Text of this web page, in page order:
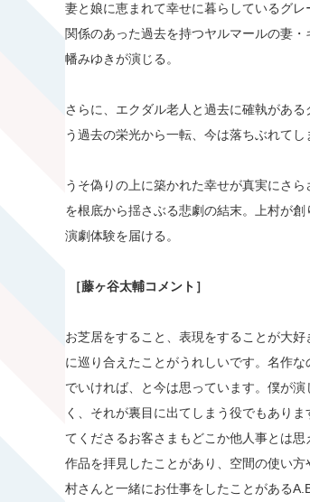
妻と娘に恵まれて幸せに暮らしているグ
関係のあった過去を持つヤルマールの妻
幡みゆきが演じる。
さらに、エクダル老人と過去に確執があ
う過去の栄光から一転、今は落ちぶれて
うそ偽りの上に築かれた幸せが真実にさ
を根底から揺さぶる悲劇の結末。上村が
演劇体験を届ける。
［藤ヶ谷太輔コメント］
お芝居をすること、表現をすることが大
に巡り合えたことがうれしいです。名作
でいければ、と今は思っています。僕が
く、それが裏目に出てしまう役でもあり
てくださるお客さまもどこか他人事とは
作品を拝見したことがあり、空間の使い
村さんと一緒にお仕事をしたことがある